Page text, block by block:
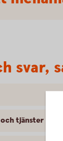
svar,
tjänster